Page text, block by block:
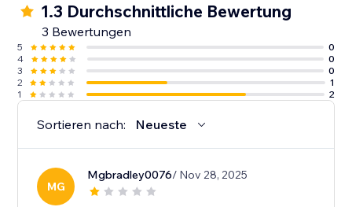
1.3 Durchschnittliche Bewertung
3 Bewertungen
5
0
4
0
3
0
2
1
1
2
Sortieren nach: Neueste
MG
Mgbradley0076/ Nov 28, 2025